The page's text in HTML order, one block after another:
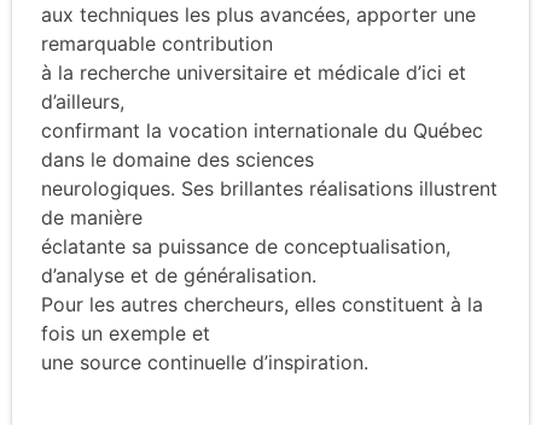
aux techniques les plus avancées, apporter une
remarquable contribution
à la recherche universitaire et médicale d’ici et
d’ailleurs,
confirmant la vocation internationale du Québec
dans le domaine des sciences
neurologiques. Ses brillantes réalisations illustrent
de manière
éclatante sa puissance de conceptualisation,
d’analyse et de généralisation.
Pour les autres chercheurs, elles constituent à la
fois un exemple et
une source continuelle d’inspiration.